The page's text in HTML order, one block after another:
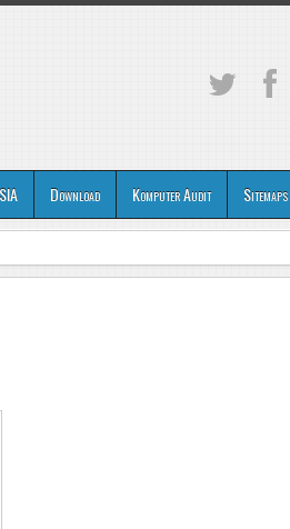
SIA Download Komputer Audit Sitemaps